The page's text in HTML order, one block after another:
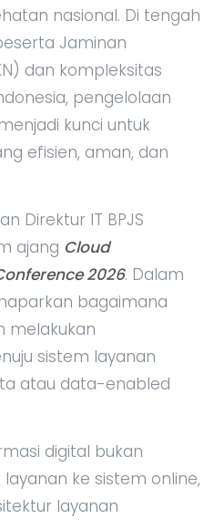
nasional. Di tengah
Jaminan
dan kompleksitas
pengelolaan
kunci untuk
efisien, aman, dan
Direktur IT BPJS
ajang Cloud
2026. Dalam
bagaimana
melakukan
sistem layanan
atau data-enabled
digital bukan
ke sistem online,
layanan